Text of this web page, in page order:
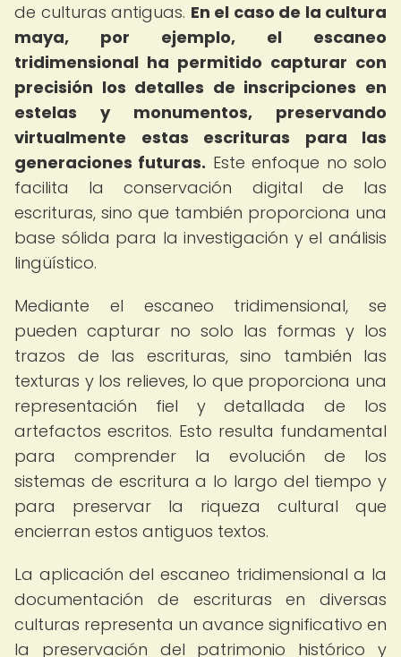
de culturas antiguas. En el caso de la cultura
maya, por ejemplo, el escaneo
tridimensional ha permitido capturar con
precisión los detalles de inscripciones en
estelas y monumentos, preservando
virtualmente estas escrituras para las
generaciones futuras. Este enfoque no solo
facilita la conservación digital de las
escrituras, sino que también proporciona una
base sólida para la investigación y el análisis
lingüístico.
Mediante el escaneo tridimensional, se
pueden capturar no solo las formas y los
trazos de las escrituras, sino también las
texturas y los relieves, lo que proporciona una
representación fiel y detallada de los
artefactos escritos. Esto resulta fundamental
para comprender la evolución de los
sistemas de escritura a lo largo del tiempo y
para preservar la riqueza cultural que
encierran estos antiguos textos.
La aplicación del escaneo tridimensional a la
documentación de escrituras en diversas
culturas representa un avance significativo en
la preservación del patrimonio histórico y